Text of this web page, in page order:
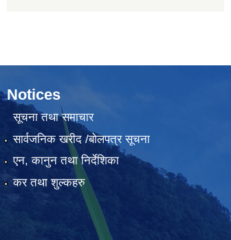
Notices
सूचना तथा समाचार
सार्वजनिक खरीद /बोलपत्र सूचना
एन, कानुन तथा निर्देशिका
कर तथा शुल्कहरु